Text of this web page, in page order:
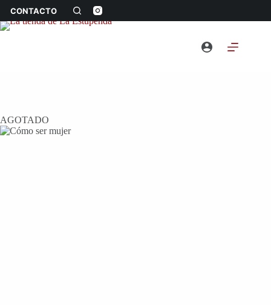
contenido
CONTACTO
AGOTADO